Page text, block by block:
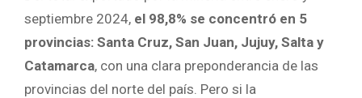
septiembre 2024, el 98,8% se concentró en 5
provincias: Santa Cruz, San Juan, Jujuy, Salta y
Catamarca, con una clara preponderancia de las
provincias del norte del país. Pero si la